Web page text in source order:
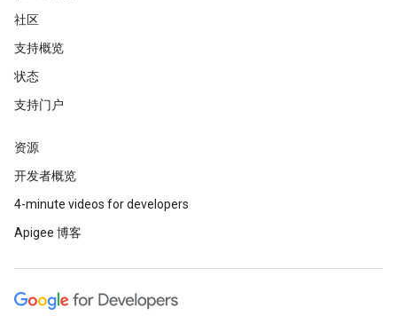
社区
支持概览
状态
支持门户
资源
开发者概览
4-minute videos for developers
Apigee 博客